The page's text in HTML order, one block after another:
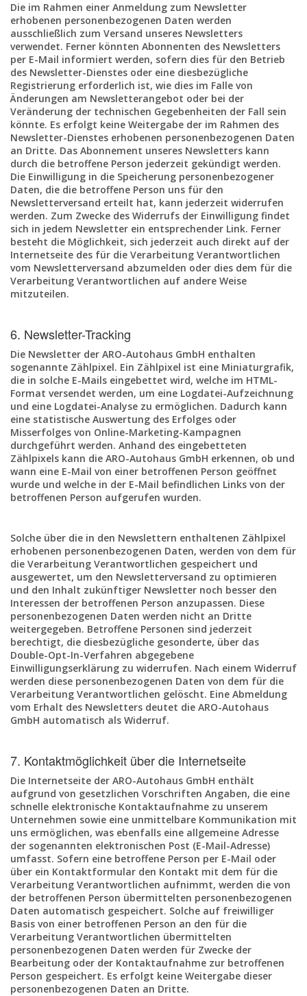
Die im Rahmen einer Anmeldung zum Newsletter
erhobenen personenbezogenen Daten werden
ausschließlich zum Versand unseres Newsletters
verwendet. Ferner könnten Abonnenten des Newsletters
per E-Mail informiert werden, sofern dies für den Betrieb
des Newsletter-Dienstes oder eine diesbezügliche
Registrierung erforderlich ist, wie dies im Falle von
Änderungen am Newsletterangebot oder bei der
Veränderung der technischen Gegebenheiten der Fall sein
könnte. Es erfolgt keine Weitergabe der im Rahmen des
Newsletter-Dienstes erhobenen personenbezogenen Daten
an Dritte. Das Abonnement unseres Newsletters kann
durch die betroffene Person jederzeit gekündigt werden.
Die Einwilligung in die Speicherung personenbezogener
Daten, die die betroffene Person uns für den
Newsletterversand erteilt hat, kann jederzeit widerrufen
werden. Zum Zwecke des Widerrufs der Einwilligung findet
sich in jedem Newsletter ein entsprechender Link. Ferner
besteht die Möglichkeit, sich jederzeit auch direkt auf der
Internetseite des für die Verarbeitung Verantwortlichen
vom Newsletterversand abzumelden oder dies dem für die
Verarbeitung Verantwortlichen auf andere Weise
mitzuteilen.
6. Newsletter-Tracking
Die Newsletter der ARO-Autohaus GmbH enthalten
sogenannte Zählpixel. Ein Zählpixel ist eine Miniaturgrafik,
die in solche E-Mails eingebettet wird, welche im HTML-
Format versendet werden, um eine Logdatei-Aufzeichnung
und eine Logdatei-Analyse zu ermöglichen. Dadurch kann
eine statistische Auswertung des Erfolges oder
Misserfolges von Online-Marketing-Kampagnen
durchgeführt werden. Anhand des eingebetteten
Zählpixels kann die ARO-Autohaus GmbH erkennen, ob und
wann eine E-Mail von einer betroffenen Person geöffnet
wurde und welche in der E-Mail befindlichen Links von der
betroffenen Person aufgerufen wurden.
Solche über die in den Newslettern enthaltenen Zählpixel
erhobenen personenbezogenen Daten, werden von dem für
die Verarbeitung Verantwortlichen gespeichert und
ausgewertet, um den Newsletterversand zu optimieren
und den Inhalt zukünftiger Newsletter noch besser den
Interessen der betroffenen Person anzupassen. Diese
personenbezogenen Daten werden nicht an Dritte
weitergegeben. Betroffene Personen sind jederzeit
berechtigt, die diesbezügliche gesonderte, über das
Double-Opt-In-Verfahren abgegebene
Einwilligungserklärung zu widerrufen. Nach einem Widerruf
werden diese personenbezogenen Daten von dem für die
Verarbeitung Verantwortlichen gelöscht. Eine Abmeldung
vom Erhalt des Newsletters deutet die ARO-Autohaus
GmbH automatisch als Widerruf.
7. Kontaktmöglichkeit über die Internetseite
Die Internetseite der ARO-Autohaus GmbH enthält
aufgrund von gesetzlichen Vorschriften Angaben, die eine
schnelle elektronische Kontaktaufnahme zu unserem
Unternehmen sowie eine unmittelbare Kommunikation mit
uns ermöglichen, was ebenfalls eine allgemeine Adresse
der sogenannten elektronischen Post (E-Mail-Adresse)
umfasst. Sofern eine betroffene Person per E-Mail oder
über ein Kontaktformular den Kontakt mit dem für die
Verarbeitung Verantwortlichen aufnimmt, werden die von
der betroffenen Person übermittelten personenbezogenen
Daten automatisch gespeichert. Solche auf freiwilliger
Basis von einer betroffenen Person an den für die
Verarbeitung Verantwortlichen übermittelten
personenbezogenen Daten werden für Zwecke der
Bearbeitung oder der Kontaktaufnahme zur betroffenen
Person gespeichert. Es erfolgt keine Weitergabe dieser
personenbezogenen Daten an Dritte.